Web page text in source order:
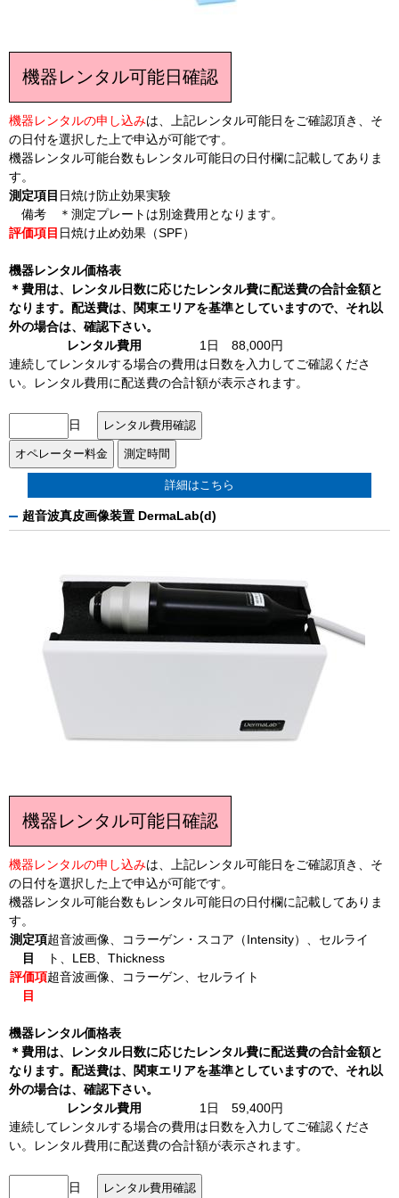
機器レンタル可能日確認
機器レンタルの申し込みは、上記レンタル可能日をご確認頂き、そ
の日付を選択した上で申込が可能です。
機器レンタル可能台数もレンタル可能日の日付欄に記載してありま
す。
測定項目 日焼け防止効果実験
備考
＊測定プレートは別途費用となります。
評価項目 日焼け止め効果（SPF）
機器レンタル価格表
＊費用は、レンタル日数に応じたレンタル費に配送費の合計金額と
なります。配送費は、関東エリアを基準としていますので、それ以
外の場合は、確認下さい。
レンタル費用
1日 88,000円
連続してレンタルする場合の費用は日数を入力してご確認くださ
い。レンタル費用に配送費の合計額が表示されます。
日
詳細はこちら
超音波真皮画像装置 DermaLab(d)
機器レンタル可能日確認
機器レンタルの申し込みは、上記レンタル可能日をご確認頂き、そ
の日付を選択した上で申込が可能です。
機器レンタル可能台数もレンタル可能日の日付欄に記載してありま
す。
測定項
目
超音波画像、コラーゲン・スコア（Intensity）、セルライ
ト、LEB、Thickness
評価項
目
超音波画像、コラーゲン、セルライト
機器レンタル価格表
＊費用は、レンタル日数に応じたレンタル費に配送費の合計金額と
なります。配送費は、関東エリアを基準としていますので、それ以
外の場合は、確認下さい。
レンタル費用
1日 59,400円
連続してレンタルする場合の費用は日数を入力してご確認くださ
い。レンタル費用に配送費の合計額が表示されます。
日